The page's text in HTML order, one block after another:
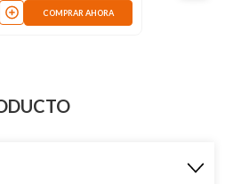
COMPRAR AHORA